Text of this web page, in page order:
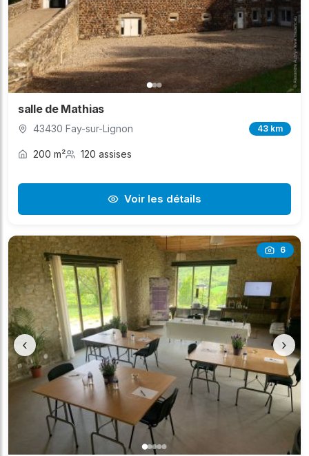
salle de Mathias
43430 Fay-sur-Lignon 43 km
200 m² 120 assises
Voir les détails
6
‹ ›